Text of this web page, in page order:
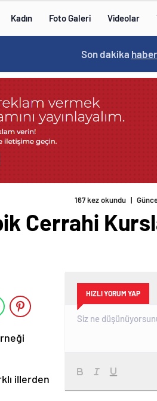
Kadın Foto Galeri Videolar
Son dakika
167 kez okundu |
Cerrahi
illerden
HIZLI YORUM YAP